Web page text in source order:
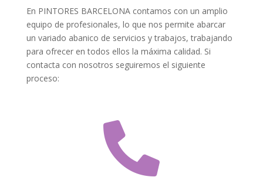
En PINTORES BARCELONA contamos con un amplio
equipo de profesionales, lo que nos permite abarcar
un variado abanico de servicios y trabajos, trabajando
para ofrecer en todos ellos la máxima calidad. Si
contacta con nosotros seguiremos el siguiente
proceso:
